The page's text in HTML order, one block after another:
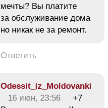
мечты? Вы платите
за обслуживание дома
но никак не за ремонт.
Ответить
Odessit_iz_Moldovanki
16 июн, 23:56
+7